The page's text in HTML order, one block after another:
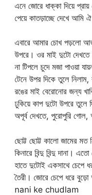
এনে জোরে ধাক্কা দিয়ে
পেয়ে কাতড়াচ্ছে দেখে আমি
এবারে আমার চোখ পড়লো
উপরে। ওর মাই দুটো দেখতে
না টিপলে চুদে মজা পাওয়া
টেনে উপর দিকে তুলে
রঙের মাই বেরোনোর জন্য
ঢুকিয়ে কাপ দুটো উপরে
অপূর্ব দেখতে, পুরোপুরি গোল,
ছোট্ট ছোট্ট কালো জামের
কিনারে বিন্দু বিন্দু দানা।
হাতে দুটোই একসাথে চেপে
তৈরী। জোরে চেপে ধরে
nani ke chudlam